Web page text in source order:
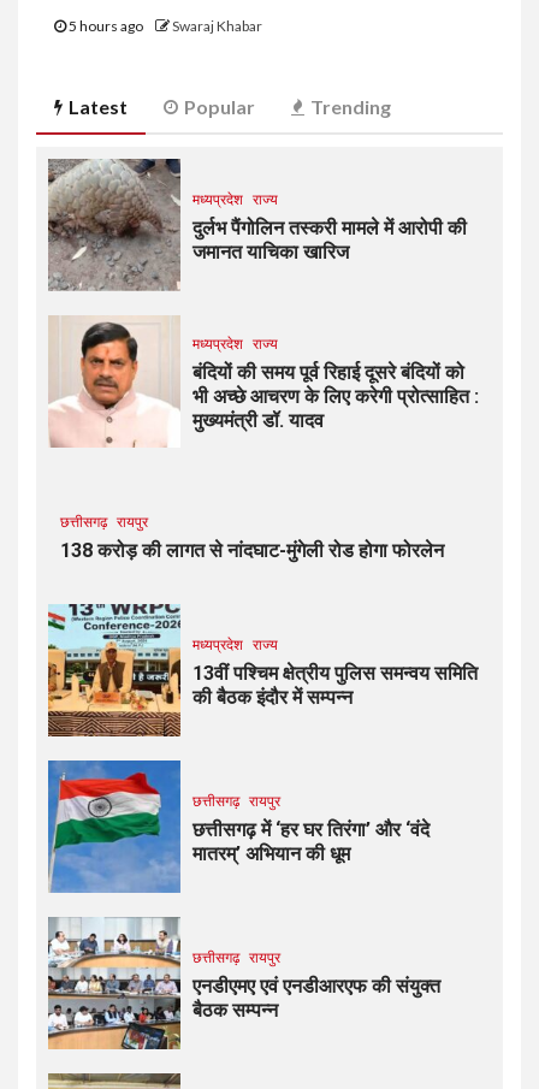
5 hours ago Swaraj Khabar
Latest Popular Trending
मध्यप्रदेश राज्य
दुर्लभ पैंगोलिन तस्करी मामले में आरोपी की
जमानत याचिका खारिज
मध्यप्रदेश राज्य
बंदियों की समय पूर्व रिहाई दूसरे बंदियों को
भी अच्छे आचरण के लिए करेगी प्रोत्साहित :
मुख्यमंत्री डॉ. यादव
छत्तीसगढ़ रायपुर
138 करोड़ की लागत से नांदघाट-मुंगेली रोड होगा फोरलेन
मध्यप्रदेश राज्य
13वीं पश्चिम क्षेत्रीय पुलिस समन्वय समिति
की बैठक इंदौर में सम्पन्न
छत्तीसगढ़ रायपुर
छत्तीसगढ़ में ‘हर घर तिरंगा’ और ‘वंदे
मातरम्’ अभियान की धूम
छत्तीसगढ़ रायपुर
एनडीएमए एवं एनडीआरएफ की संयुक्त
बैठक सम्पन्न